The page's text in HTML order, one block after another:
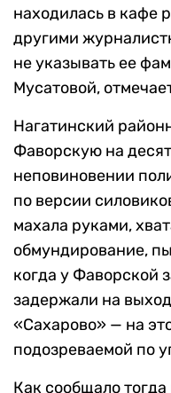
находилась в кафе
другими
не указывать ее
Мусатовой,
Нагатинский
Фаворскую на
неповиновении
по версии
махала руками,
обмундирование,
когда у Фаворской
задержали на
«Сахарово» — на
подозреваемой по
Как сообщало тогда